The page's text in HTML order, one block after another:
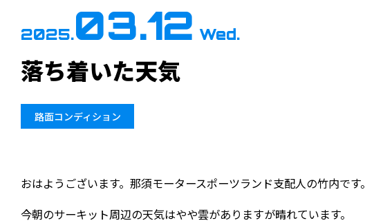
2025.03.12 Wed.
落ち着いた天気
路面コンディション
おはようございます。那須モータースポーツランド支配人の竹内です。
今朝のサーキット周辺の天気はやや雲がありますが晴れています。